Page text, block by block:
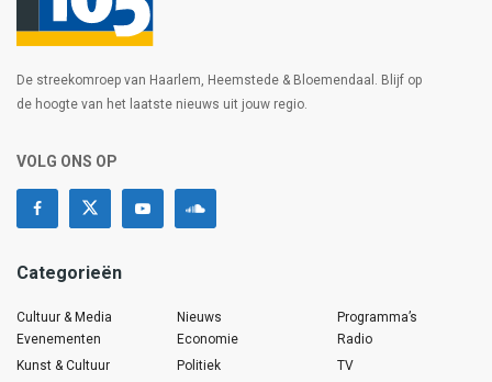
De streekomroep van Haarlem, Heemstede & Bloemendaal. Blijf op
de hoogte van het laatste nieuws uit jouw regio.
VOLG ONS OP
Categorieën
Cultuur & Media
Evenementen
Kunst & Cultuur
Nieuws
Economie
Politiek
Programma’s
Radio
TV